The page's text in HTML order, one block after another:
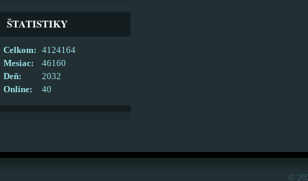
ŠTATISTIKY
Online: 40
Celkom:
4124164
Mesiac:
46160
Deň:
2032
©